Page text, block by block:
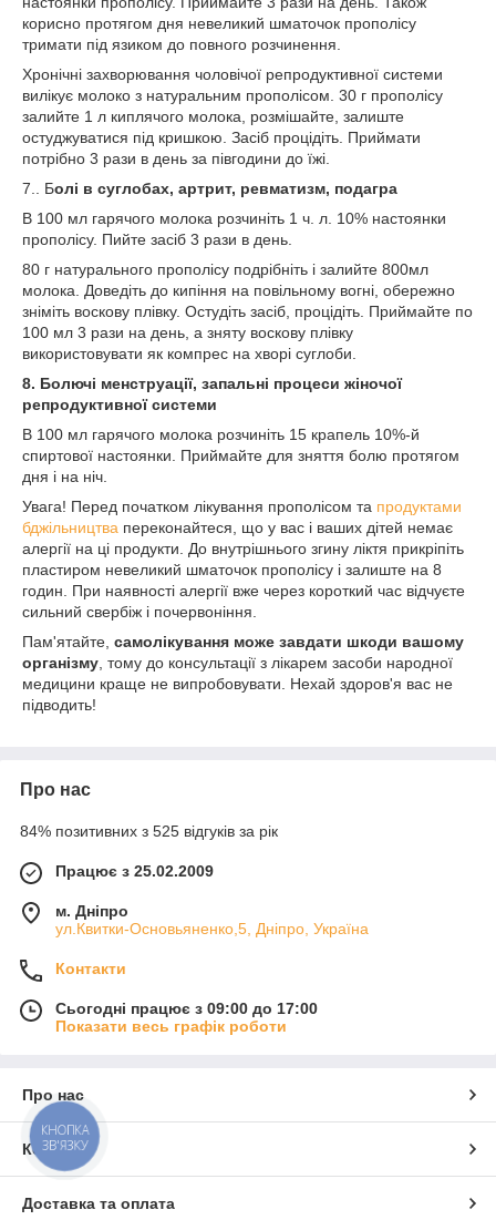
корисно протягом дня невеликий шматочок прополісу
тримати під язиком до повного розчинення.
Хронічні захворювання чоловічої репродуктивної системи
вилікує молоко з натуральним прополісом. 30 г прополісу
залийте 1 л киплячого молока, розмішайте, залиште
остуджуватися під кришкою. Засіб процідіть. Приймати
потрібно 3 рази в день за півгодини до їжі.
7.. Болі в суглобах, артрит, ревматизм, подагра
В 100 мл гарячого молока розчиніть 1 ч. л. 10% настоянки
прополісу. Пийте засіб 3 рази в день.
80 г натурального прополісу подрібніть і залийте 800мл
молока. Доведіть до кипіння на повільному вогні, обережно
зніміть воскову плівку. Остудіть засіб, процідіть. Приймайте по
100 мл 3 рази на день, а зняту воскову плівку
використовувати як компрес на хворі суглоби.
8. Болючі менструації, запальні процеси жіночої
репродуктивної системи
В 100 мл гарячого молока розчиніть 15 крапель 10%-й
спиртової настоянки. Приймайте для зняття болю протягом
дня і на ніч.
Увага! Перед початком лікування прополісом та продуктами
бджільництва переконайтеся, що у вас і ваших дітей немає
алергії на ці продукти. До внутрішнього згину ліктя прикріпіть
пластиром невеликий шматочок прополісу і залиште на 8
годин. При наявності алергії вже через короткий час відчуєте
сильний свербіж і почервоніння.
Пам'ятайте, самолікування може завдати шкоди вашому
організму , тому до консультації з лікарем засоби народної
медицини краще не випробовувати. Нехай здоров'я вас не
підводить!
Про нас
84% позитивних з 525 відгуків за рік
Працює з 25.02.2009
м. Дніпро
ул.Квитки-Основьяненко,5, Дніпро, Україна
Контакти
Сьогодні працює з 09:00 до 17:00
Показати весь графік роботи
Про нас
Контакти
Доставка та оплата
КНОПКА
ЗВ'ЯЗКУ